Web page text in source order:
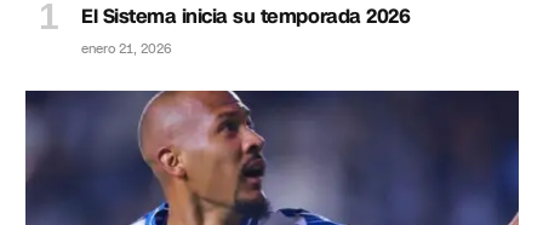
El Sistema inicia su temporada 2026
enero 21, 2026